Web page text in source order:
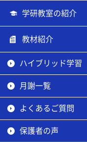
学研教室の紹介
教材紹介
ハイブリッド学習
月謝一覧
よくあるご質問
保護者の声